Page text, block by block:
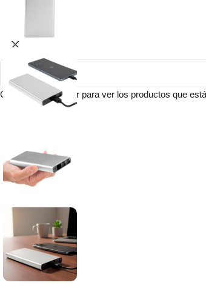
Comienza a escribir para ver los productos que